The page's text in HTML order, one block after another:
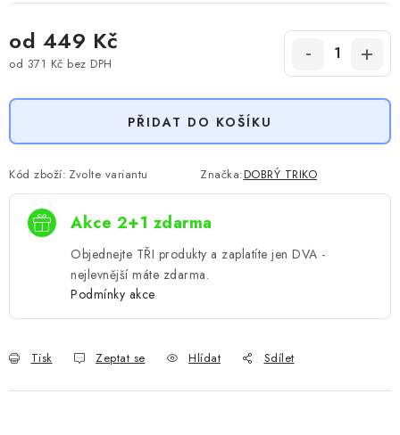
od 449 Kč
od 371 Kč bez DPH
PŘIDAT DO KOŠÍKU
Kód zboží: Zvolte variantu Značka:DOBRÝ TRIKO
Akce 2+1 zdarma
Objednejte TŘI produkty a zaplatíte jen DVA -
nejlevnější máte zdarma.
Podmínky akce
Tisk Zeptat se Hlídat Sdílet